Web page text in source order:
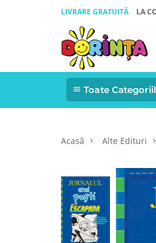
LIVRARE GRATUITĂ LA
Toate
Acasă Alte Edituri